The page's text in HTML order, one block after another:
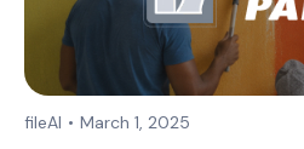
fileAI • March 1, 2025